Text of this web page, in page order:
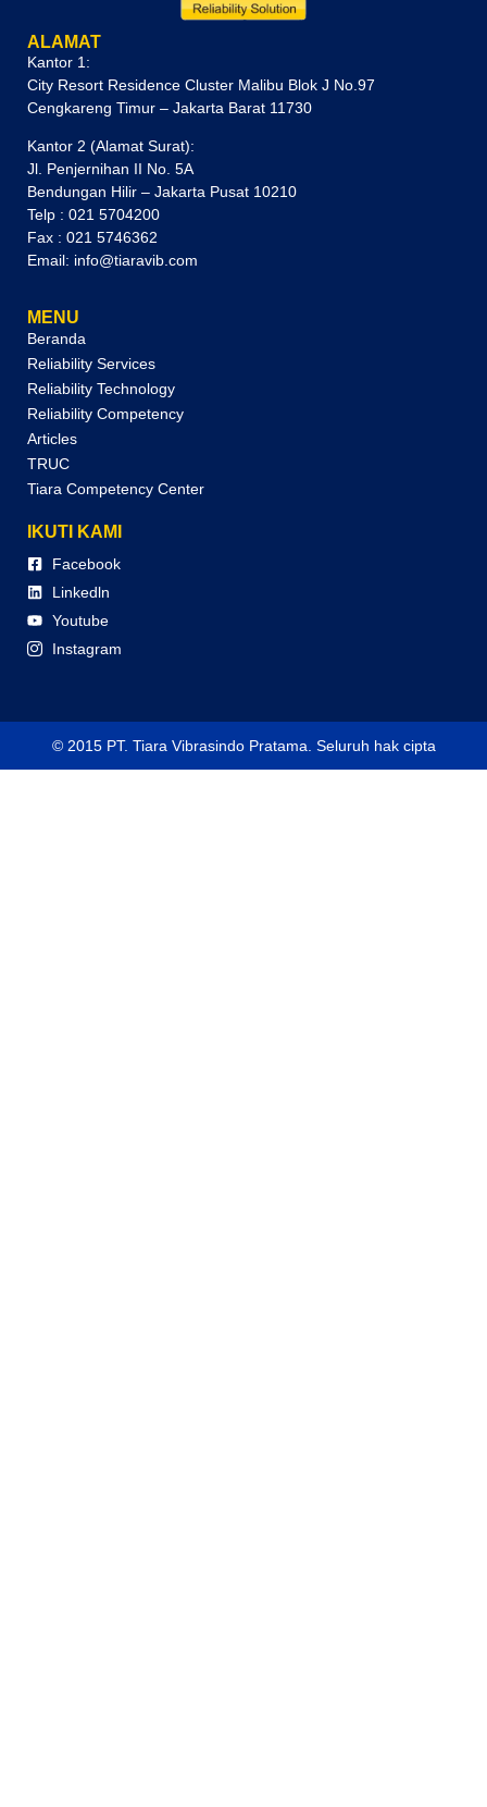
ALAMAT
Kantor 1:
City Resort Residence Cluster Malibu Blok J No.97
Cengkareng Timur – Jakarta Barat 11730
Kantor 2 (Alamat Surat):
Jl. Penjernihan II No. 5A
Bendungan Hilir – Jakarta Pusat 10210
Telp : 021 5704200
Fax : 021 5746362
Email: info@tiaravib.com
MENU
Beranda
Reliability Services
Reliability Technology
Reliability Competency
Articles
TRUC
Tiara Competency Center
IKUTI KAMI
Facebook
Linkedln
Youtube
Instagram
© 2015 PT. Tiara Vibrasindo Pratama. Seluruh hak cipta